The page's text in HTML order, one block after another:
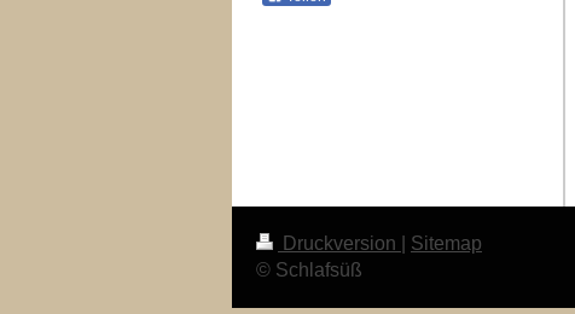
Druckversion
Sitemap
© Schlafsüß